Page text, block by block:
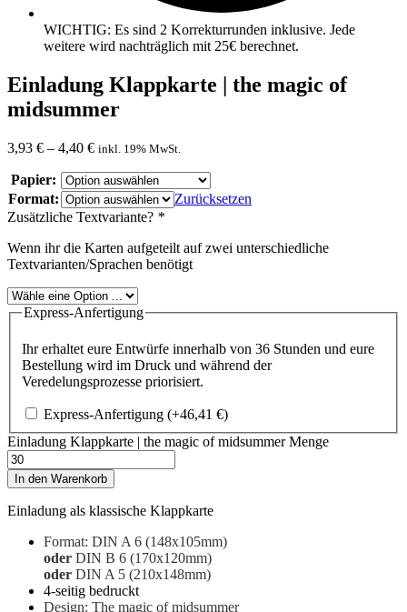
WICHTIG: Es sind 2 Korrekturrunden inklusive. Jede
weitere wird nachträglich mit 25€ berechnet.
Einladung Klappkarte | the magic of
midsummer
3,93 € – 4,40 € inkl. 19% MwSt.
Papier:
Format:
Zurücksetzen
Zusätzliche Textvariante? *
Wenn ihr die Karten aufgeteilt auf zwei unterschiedliche
Textvarianten/Sprachen benötigt
Express-Anfertigung
Ihr erhaltet eure Entwürfe innerhalb von 36 Stunden und eure
Bestellung wird im Druck und während der
Veredelungsprozesse priorisiert.
Express-Anfertigung (+46,41 €)
Einladung Klappkarte | the magic of midsummer Menge
In den Warenkorb
Einladung als klassische Klappkarte
Format: DIN A 6 (148x105mm)
oder DIN B 6 (170x120mm)
oder DIN A 5 (210x148mm)
4-seitig bedruckt
Design: The magic of midsummer